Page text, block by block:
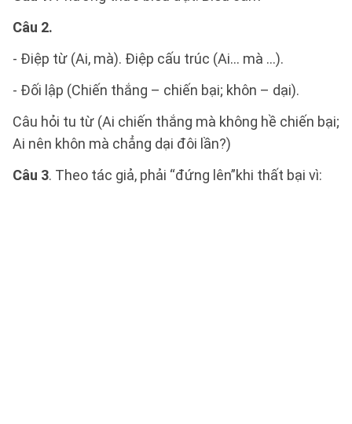
Câu 2.
- Điệp từ (Ai, mà). Điệp cấu trúc (Ai... mà ...).
- Đối lập (Chiến thắng – chiến bại; khôn – dại).
Câu hỏi tu từ (Ai chiến thắng mà không hề chiến bại;
Ai nên khôn mà chẳng dại đôi lần?)
Câu 3. Theo tác giả, phải “đứng lên”khi thất bại vì: